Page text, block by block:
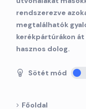
rendszerezve
megtalálhatók
kerékpártúrákon
hasznos dolog.
Sötét mód
Főoldal